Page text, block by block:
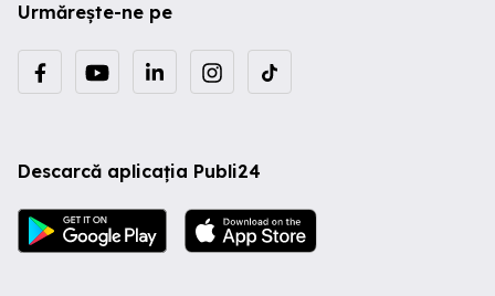
Urmărește-ne pe
Descarcă aplicația Publi24